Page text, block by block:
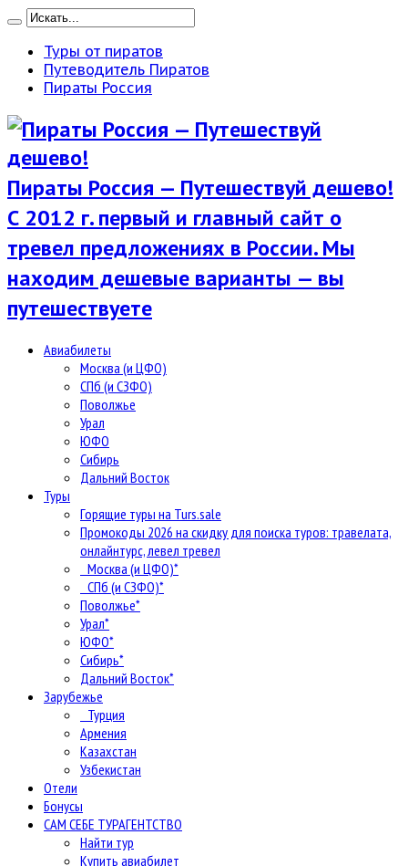
Туры от пиратов
Путеводитель Пиратов
Пираты Россия
Пираты Россия — Путешествуй дешево!
С 2012 г. первый и главный сайт о
тревел предложениях в России. Мы
находим дешевые варианты — вы
путешествуете
Авиабилеты
Москва (и ЦФО)
СПб (и СЗФО)
Поволжье
Урал
ЮФО
Сибирь
Дальний Восток
Туры
Горящие туры на Turs.sale
Промокоды 2026 на скидку для поиска туров: травелата,
онлайнтурс, левел тревел
Москва (и ЦФО)*
СПб (и СЗФО)*
Поволжье*
Урал*
ЮФО*
Сибирь*
Дальний Восток*
Зарубежье
Турция
Армения
Казахстан
Узбекистан
Отели
Бонусы
САМ СЕБЕ ТУРАГЕНТСТВО
Найти тур
Купить авиабилет